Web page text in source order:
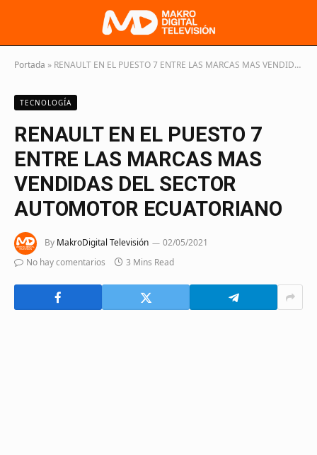
Portada » RENAULT EN EL PUESTO 7 ENTRE LAS MARCAS MAS VENDIDAS DEL SECTOR AUTOMOTOR ECUATORIANO
TECNOLOGÍA
RENAULT EN EL PUESTO 7
ENTRE LAS MARCAS MAS
VENDIDAS DEL SECTOR
AUTOMOTOR ECUATORIANO
By MakroDigital Televisión
02/05/2021
No hay comentarios
3 Mins Read